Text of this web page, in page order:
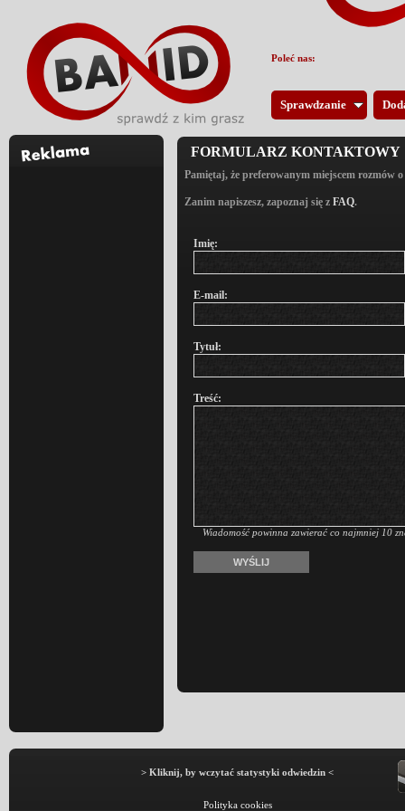
Sprawdzanie
FORMULARZ KONTAKTOWY
Pamiętaj, że preferowanym miejscem rozmów
Zanim napiszesz, zapoznaj się z FAQ.
Imię:
E-mail:
Tytuł:
Treść:
Wiadomość powinna zawierać co najmniej 10
> Kliknij, by wczytać statystyki odwiedzin <
Polityka cookies
Poleć nas: